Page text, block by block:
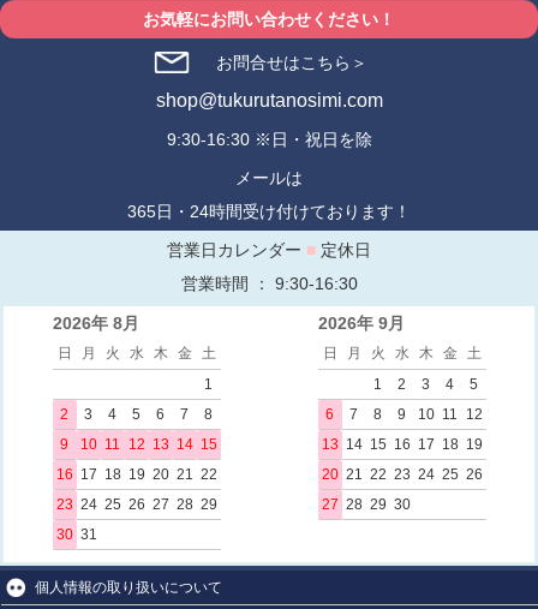
お気軽にお問い合わせください！
お問合せはこちら＞
shop@tukurutanosimi.com
9:30-16:30 ※日・祝日を除
メールは
365日・24時間受け付けております！
営業日カレンダー ■ 定休日
営業時間 ： 9:30-16:30
2026年 8月
日 月 火 水 木 金
土
1
2
3 4 5 6 7
8
9
10 11 12 13 14 15
16 17 18 19 20 21
22
23 24 25 26 27 28 29
30 31
2026年 9月
日 月 火 水 木 金
土
1
2 3 4
5
6
7 8 9 10 11
12
13 14 15 16 17 18 19
20 21 22 23 24 25 26
27 28 29 30
個人情報の取り扱いについて